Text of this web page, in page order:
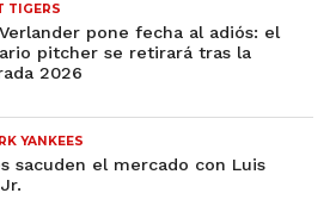
TIGERS
pone fecha al adiós: el
pitcher se retirará tras la
2026
YANKEES
sacuden el mercado con Luis